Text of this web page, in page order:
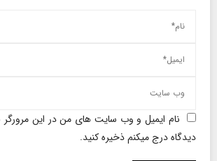
نام ایمیل و وب سایت های من در این
دیدگاه درج میکنم ذخیره کنید.